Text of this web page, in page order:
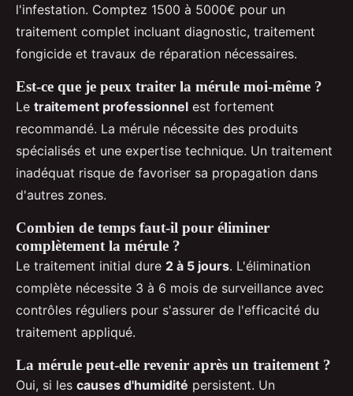
l'infestation. Comptez 1500 à 5000€ pour un
traitement complet incluant diagnostic, traitement
fongicide et travaux de réparation nécessaires.
Est-ce que je peux traiter la mérule moi-même ?
Le traitement professionnel est fortement
recommandé. La mérule nécessite des produits
spécialisés et une expertise technique. Un traitement
inadéquat risque de favoriser sa propagation dans
d'autres zones.
Combien de temps faut-il pour éliminer
complètement la mérule ?
Le traitement initial dure 2 à 5 jours. L'élimination
complète nécessite 3 à 6 mois de surveillance avec
contrôles réguliers pour s'assurer de l'efficacité du
traitement appliqué.
La mérule peut-elle revenir après un traitement ?
Oui, si les causes d'humidité persistent. Un